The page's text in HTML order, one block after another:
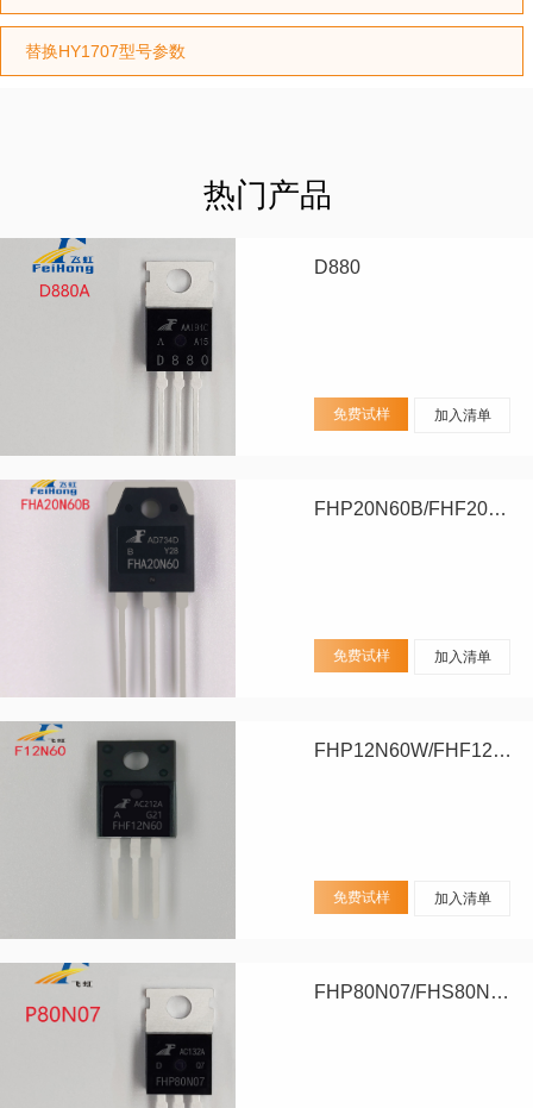
替换HY1707型号参数
热门产品
D880
免费试样 加入清单
FHP20N60B/FHF20N60B/FHA20N60B
免费试样 加入清单
FHP12N60W/FHF12N60W
免费试样 加入清单
FHP80N07/FHS80N07/FHD80N07